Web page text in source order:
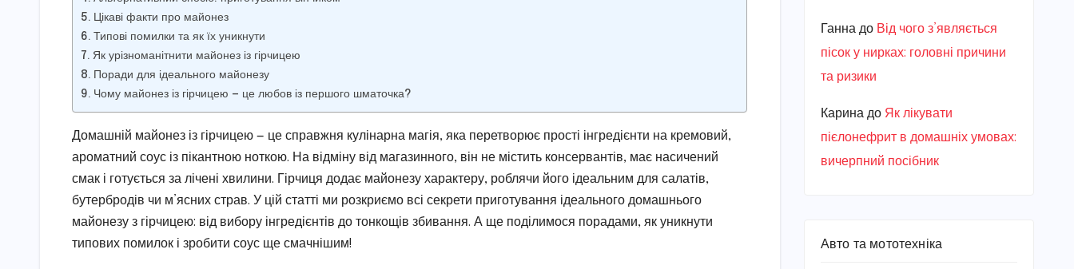
Цікаві факти про майонез
Типові помилки та як їх уникнути
Як урізноманітнити майонез із гірчицею
Поради для ідеального майонезу
Чому майонез із гірчицею — це любов із першого шматочка?
Домашній майонез із гірчицею — це справжня кулінарна магія, яка перетворює прості інгредієнти на кремовий,
ароматний соус із пікантною ноткою. На відміну від магазинного, він не містить консервантів, має насичений
смак і готується за лічені хвилини. Гірчиця додає майонезу характеру, роблячи його ідеальним для салатів,
бутербродів чи м’ясних страв. У цій статті ми розкриємо всі секрети приготування ідеального домашнього
майонезу з гірчицею: від вибору інгредієнтів до тонкощів збивання. А ще поділимося порадами, як уникнути
типових помилок і зробити соус ще смачнішим!
Ганнадо Від чого з’являється
пісок у нирках: головні причини
та ризики
Каринадо Як лікувати
пієлонефрит в домашніх умовах:
вичерпний посібник
Авто та мототехніка